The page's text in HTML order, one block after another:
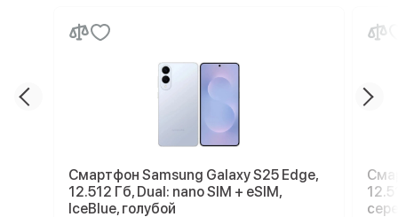
Смартфон Samsung Galaxy S25 Edge,
12.512 Гб, Dual: nano SIM + eSIM,
IceBlue, голубой